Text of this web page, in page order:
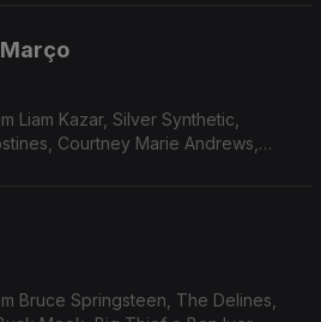
Liam Kazar, Silver Synthetic,
Courtney Marie Andrews,
Bruce Springsteen, The Delines,